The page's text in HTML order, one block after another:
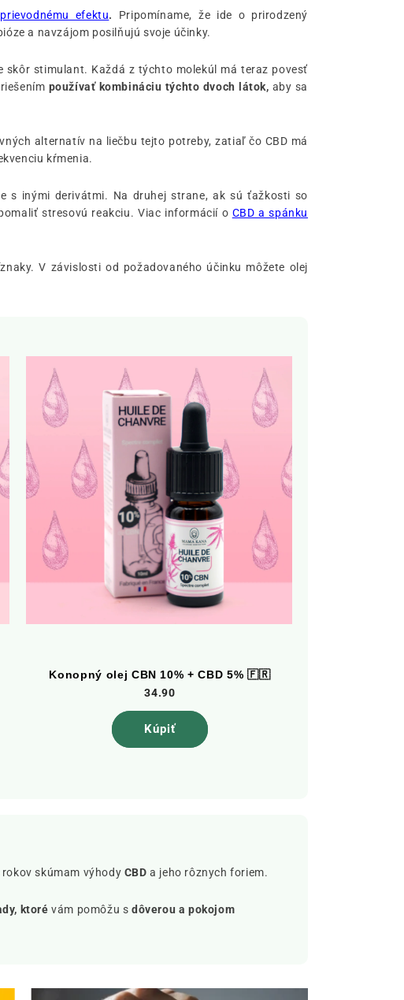
efektu. Pripomíname, že ide o prirodzený
a navzájom posilňujú svoje účinky.
skôr stimulant. Každá z týchto molekúl má teraz povesť
používať kombináciu týchto dvoch látok, aby sa
alternatív na liečbu tejto potreby, zatiaľ čo CBD má
kŕmenia.
s inými derivátmi. Na druhej strane, ak sú ťažkosti so
stresovú reakciu. Viac informácií o CBD a spánku
V závislosti od požadovaného účinku môžete olej
Konopný olej CBN 10% + CBD 5% 🇫🇷
34.90
Kúpiť
skúmam výhody CBD a jeho rôznych foriem.
ktoré vám pomôžu sdôverou a pokojom